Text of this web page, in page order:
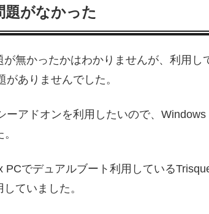
題がなかった
無かったかはわかりませんが、利用し
がありませんでした。
ーアドオンを利用したいので、
PCでデュアルブート利用している
ていました。